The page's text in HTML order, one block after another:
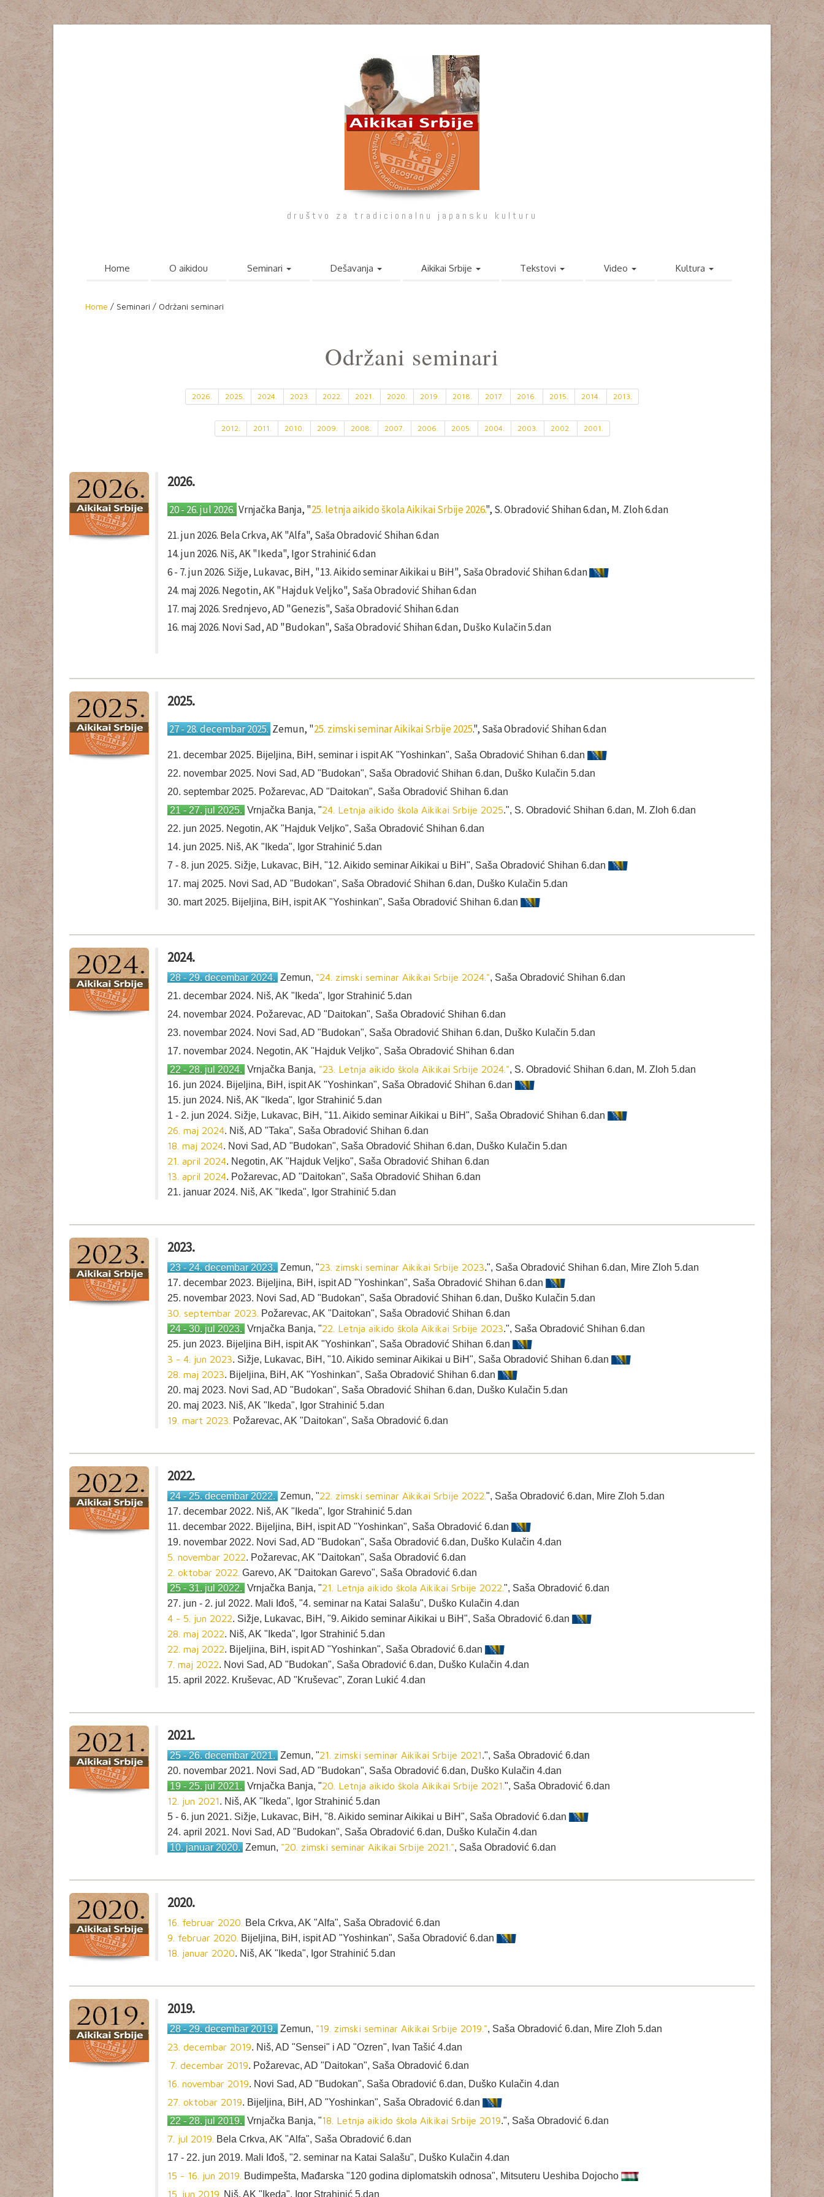
društvo za tradicionalnu japansku kulturu
Home O aikidou Seminari Dešavanja Aikikai Srbije Tekstovi Video Kultura
Home / Seminari / Održani seminari
Održani seminari
2026. 2025. 2024. 2023. 2022. 2021. 2020. 2019. 2018. 2017. 2016. 2015. 2014. 2013.
2012. 2011. 2010. 2009. 2008. 2007. 2006. 2005. 2004. 2003. 2002. 2001.
2026.
20 - 26. jul 2026. Vrnjačka Banja, "25. letnja aikido škola Aikikai Srbije 2026.", S. Obradović Shihan 6.dan, M. Zloh 6.dan
21. jun 2026. Bela Crkva, AK "Alfa", Saša Obradović Shihan 6.dan
14. jun 2026. Niš, AK "Ikeda", Igor Strahinić 6.dan
6 - 7. jun 2026. Sižje, Lukavac, BiH, "13. Aikido seminar Aikikai u BiH", Saša Obradović Shihan 6.dan
24. maj 2026. Negotin, AK "Hajduk Veljko", Saša Obradović Shihan 6.dan
17. maj 2026. Srednjevo, AD "Genezis", Saša Obradović Shihan 6.dan
16. maj 2026. Novi Sad, AD "Budokan", Saša Obradović Shihan 6.dan, Duško Kulačin 5.dan
2025.
27 - 28. decembar 2025.Zemun, "25. zimski seminar Aikikai Srbije 2025.", Saša Obradović Shihan 6.dan
21. decembar 2025. Bijeljina, BiH, seminar i ispit AK "Yoshinkan", Saša Obradović Shihan 6.dan
22. novembar 2025. Novi Sad, AD "Budokan", Saša Obradović Shihan 6.dan, Duško Kulačin 5.dan
20. septembar 2025. Požarevac, AD "Daitokan", Saša Obradović Shihan 6.dan
21 - 27. jul 2025. Vrnjačka Banja, "24. Letnja aikido škola Aikikai Srbije 2025.", S. Obradović Shihan 6.dan, M. Zloh 6.dan
22. jun 2025. Negotin, AK "Hajduk Veljko", Saša Obradović Shihan 6.dan
14. jun 2025. Niš, AK "Ikeda", Igor Strahinić 5.dan
7 - 8. jun 2025. Sižje, Lukavac, BiH, "12. Aikido seminar Aikikai u BiH", Saša Obradović Shihan 6.dan
17. maj 2025. Novi Sad, AD "Budokan", Saša Obradović Shihan 6.dan, Duško Kulačin 5.dan
30. mart 2025. Bijeljina, BiH, ispit AK "Yoshinkan", Saša Obradović Shihan 6.dan
2024.
28 - 29. decembar 2024. Zemun, "24. zimski seminar Aikikai Srbije 2024.", Saša Obradović Shihan 6.dan
21. decembar 2024. Niš, AK "Ikeda", Igor Strahinić 5.dan
24. novembar 2024. Požarevac, AD "Daitokan", Saša Obradović Shihan 6.dan
23. novembar 2024. Novi Sad, AD "Budokan", Saša Obradović Shihan 6.dan, Duško Kulačin 5.dan
17. novembar 2024. Negotin, AK "Hajduk Veljko", Saša Obradović Shihan 6.dan
22 - 28. jul 2024. Vrnjačka Banja, "23. Letnja aikido škola Aikikai Srbije 2024.", S. Obradović Shihan 6.dan, M. Zloh 5.dan
16. jun 2024. Bijeljina, BiH, ispit AK "Yoshinkan", Saša Obradović Shihan 6.dan
15. jun 2024. Niš, AK "Ikeda", Igor Strahinić 5.dan
1 - 2. jun 2024. Sižje, Lukavac, BiH, "11. Aikido seminar Aikikai u BiH", Saša Obradović Shihan 6.dan
26. maj 2024. Niš, AD "Taka", Saša Obradović Shihan 6.dan
18. maj 2024. Novi Sad, AD "Budokan", Saša Obradović Shihan 6.dan, Duško Kulačin 5.dan
21. april 2024. Negotin, AK "Hajduk Veljko", Saša Obradović Shihan 6.dan
13. april 2024. Požarevac, AD "Daitokan", Saša Obradović Shihan 6.dan
21. januar 2024. Niš, AK "Ikeda", Igor Strahinić 5.dan
2023.
23 - 24. decembar 2023. Zemun, "23. zimski seminar Aikikai Srbije 2023.", Saša Obradović Shihan 6.dan, Mire Zloh 5.dan
17. decembar 2023. Bijeljina, BiH, ispit AD "Yoshinkan", Saša Obradović Shihan 6.dan
25. novembar 2023. Novi Sad, AD "Budokan", Saša Obradović Shihan 6.dan, Duško Kulačin 5.dan
30. septembar 2023. Požarevac, AK "Daitokan", Saša Obradović Shihan 6.dan
24 - 30. jul 2023. Vrnjačka Banja, "22. Letnja aikido škola Aikikai Srbije 2023.", Saša Obradović Shihan 6.dan
25. jun 2023. Bijeljina BiH, ispit AK "Yoshinkan", Saša Obradović Shihan 6.dan
3 - 4. jun 2023. Sižje, Lukavac, BiH, "10. Aikido seminar Aikikai u BiH", Saša Obradović Shihan 6.dan
28. maj 2023. Bijeljina, BiH, AK "Yoshinkan", Saša Obradović Shihan 6.dan
20. maj 2023. Novi Sad, AD "Budokan", Saša Obradović Shihan 6.dan, Duško Kulačin 5.dan
20. maj 2023. Niš, AK "Ikeda", Igor Strahinić 5.dan
19. mart 2023. Požarevac, AK "Daitokan", Saša Obradović 6.dan
2022.
24 - 25. decembar 2022. Zemun, "22. zimski seminar Aikikai Srbije 2022. ", Saša Obradović 6.dan, Mire Zloh 5.dan
17. decembar 2022. Niš, AK "Ikeda", Igor Strahinić 5.dan
11. decembar 2022. Bijeljina, BiH, ispit AD "Yoshinkan", Saša Obradović 6.dan
19. novembar 2022. Novi Sad, AD "Budokan", Saša Obradović 6.dan, Duško Kulačin 4.dan
5. novembar 2022. Požarevac, AK "Daitokan", Saša Obradović 6.dan
2. oktobar 2022. Garevo, AK "Daitokan Garevo", Saša Obradović 6.dan
25 - 31. jul 2022. Vrnjačka Banja, "21. Letnja aikido škola Aikikai Srbije 2022. ", Saša Obradović 6.dan
27. jun - 2. jul 2022. Mali Iđoš, "4. seminar na Katai Salašu", Duško Kulačin 4.dan
4 - 5. jun 2022. Sižje, Lukavac, BiH, "9. Aikido seminar Aikikai u BiH", Saša Obradović 6.dan
28. maj 2022. Niš, AK "Ikeda", Igor Strahinić 5.dan
22. maj 2022. Bijeljina, BiH, ispit AD "Yoshinkan", Saša Obradović 6.dan
7. maj 2022. Novi Sad, AD "Budokan", Saša Obradović 6.dan, Duško Kulačin 4.dan
15. april 2022. Kruševac, AD "Kruševac", Zoran Lukić 4.dan
2021.
25 - 26. decembar 2021. Zemun, "21. zimski seminar Aikikai Srbije 2021.", Saša Obradović 6.dan
20. novembar 2021. Novi Sad, AD "Budokan", Saša Obradović 6.dan, Duško Kulačin 4.dan
19 - 25. jul 2021. Vrnjačka Banja, "20. Letnja aikido škola Aikikai Srbije 2021. ", Saša Obradović 6.dan
12. jun 2021. Niš, AK "Ikeda", Igor Strahinić 5.dan
5 - 6. jun 2021. Sižje, Lukavac, BiH, "8. Aikido seminar Aikikai u BiH", Saša Obradović 6.dan
24. april 2021. Novi Sad, AD "Budokan", Saša Obradović 6.dan, Duško Kulačin 4.dan
10. januar 2020. Zemun, "20. zimski seminar Aikikai Srbije 2021.", Saša Obradović 6.dan
2020.
16. februar 2020. Bela Crkva, AK "Alfa", Saša Obradović 6.dan
9. februar 2020. Bijeljina, BiH, ispit AD "Yoshinkan", Saša Obradović 6.dan
18. januar 2020. Niš, AK "Ikeda", Igor Strahinić 5.dan
2019.
28 - 29. decembar 2019. Zemun, "19. zimski seminar Aikikai Srbije 2019.", Saša Obradović 6.dan, Mire Zloh 5.dan
23. decembar 2019. Niš, AD "Sensei" i AD "Ozren", Ivan Tašić 4.dan
7. decembar 2019. Požarevac, AD "Daitokan", Saša Obradović 6.dan
16. novembar 2019. Novi Sad, AD "Budokan", Saša Obradović 6.dan, Duško Kulačin 4.dan
27. oktobar 2019. Bijeljina, BiH, AD "Yoshinkan", Saša Obradović 6.dan
22 - 28. jul 2019. Vrnjačka Banja, "18. Letnja aikido škola Aikikai Srbije 2019.", Saša Obradović 6.dan
7. jul 2019. Bela Crkva, AK "Alfa", Saša Obradović 6.dan
17 - 22. jun 2019. Mali Iđoš, "2. seminar na Katai Salašu", Duško Kulačin 4.dan
15 - 16. jun 2019. Budimpešta, Mađarska "120 godina diplomatskih odnosa", Mitsuteru Ueshiba Dojocho
15. jun 2019. Niš, AK "Ikeda", Igor Strahinić 5.dan